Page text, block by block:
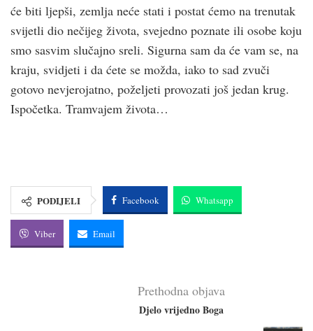
će biti ljepši, zemlja neće stati i postat ćemo na trenutak
svijetli dio nečijeg života, svejedno poznate ili osobe koju
smo sasvim slučajno sreli. Sigurna sam da će vam se, na
kraju, svidjeti i da ćete se možda, iako to sad zvuči
gotovo nevjerojatno, poželjeti provozati još jedan krug.
Ispočetka. Tramvajem života…
PODIJELI Facebook Whatsapp
Viber Email
Prethodna objava
Djelo vrijedno Boga